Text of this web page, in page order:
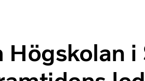
Högskolan i